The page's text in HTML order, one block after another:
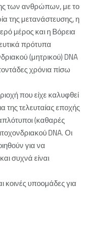
των ανθρώπων, με το
της μετανάστευσης, η
μέρος και η Βόρεια
πρότυπα
(μητρικού) DNA
χρόνια πίσω
που είχε καλυφθεί
της τελευταίας εποχής
(καθαρές
DNA. Οι
για να
συχνά είναι
κοινές υποομάδες για